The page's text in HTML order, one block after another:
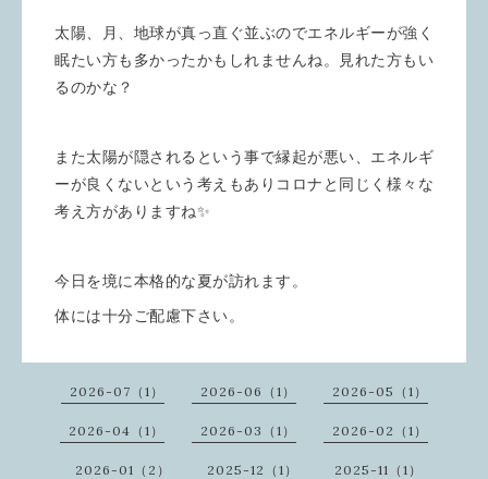
太陽、月、地球が真っ直ぐ並ぶのでエネルギーが強く
眠たい方も多かったかもしれませんね。見れた方もい
るのかな？
また太陽が隠されるという事で縁起が悪い、エネルギ
ーが良くないという考えもありコロナと同じく様々な
考え方がありますね✨
今日を境に本格的な夏が訪れます。
体には十分ご配慮下さい。
2026-07（1） 2026-06（1） 2026-05（1）
2026-04（1） 2026-03（1） 2026-02（1）
2026-01（2） 2025-12（1） 2025-11（1）